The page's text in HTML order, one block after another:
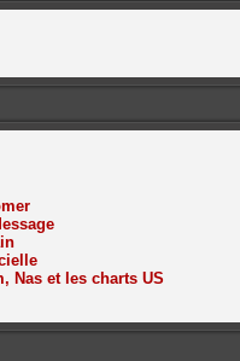
Nas et les charts US